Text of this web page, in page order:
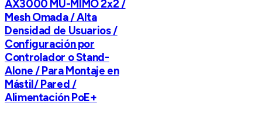
AX3000 MU-MIMO 2x2 /
Mesh Omada / Alta
Densidad de Usuarios /
Configuración por
Controlador o Stand-
Alone / Para Montaje en
Mástil/ Pared /
Alimentación PoE+